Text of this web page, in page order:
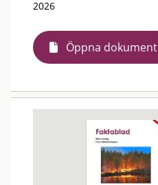
2026
Öppna dokument